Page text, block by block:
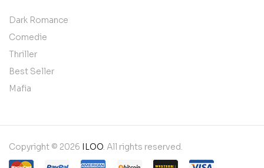
Dark Romance
Comedie
Thriller
Best Seller
Mafia
Copyright © 2026 ILOO. All rights reserved.